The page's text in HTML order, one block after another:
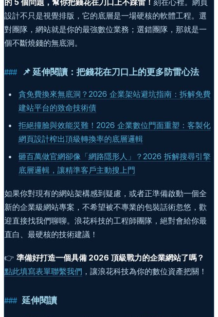
設計不只是視覺排版，它的底層是一場硬核的軟體工程。選
對團隊，網站就是你的最強數位業務；選錯團隊，那就是一
個不斷燒錢的無底洞。
📌 延伸閱讀：把錢花在刀口上的更多防雷心法
貪免費換來無底洞？2026 企業架站避坑指南：拆解免費
建站平台的致命技術債
拒絕撞臉與效能災難！2026 企業數位門面重塑：客製化
網頁設計榨出頂級轉換率的底層邏輯
砸百萬做官網卻像「網路隱形人」？2026 拆解搜尋引擎
底層邏輯，讓精準客戶主動搜上門
如果你對現有的網站架構感到疑慮，或者正準備啟動一個全
新的企業級網站專案，不希望被不專業的包裝話術忽悠，歡
迎直接找我們聊聊。浪花科技的工程師團隊，絕對會給你最
直白、最硬核的技術建議！
👉 準備好打造一個具備 2026 頂級戰力的企業網站了嗎？
點此填寫表單聯繫我們 ，讓浪花科技為你的數位資產把關！
延伸閱讀